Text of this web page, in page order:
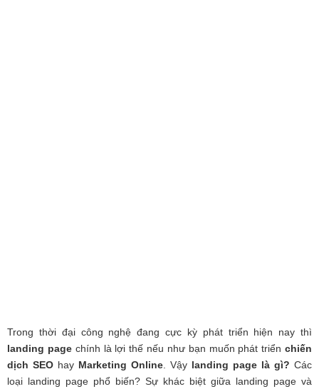
Trong thời đại công nghệ đang cực kỳ phát triển hiện nay thì
landing pagechính là lợi thế nếu như bạn muốn phát triểnchiến
dịch SEO hay Marketing Online . Vậy landing page là gì? Các
loại landing page phổ biến? Sự khác biệt giữa landing page và